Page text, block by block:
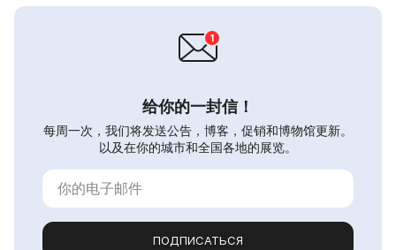
给你的一封信！
每周一次，我们将发送公告，博客，促销和博物馆更新。
以及在你的城市和全国各地的展览。
ПОДПИСАТЬСЯ